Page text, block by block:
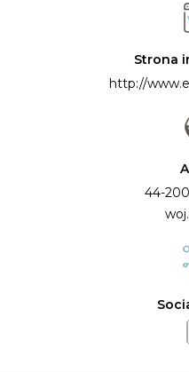
Strona
http://
44-